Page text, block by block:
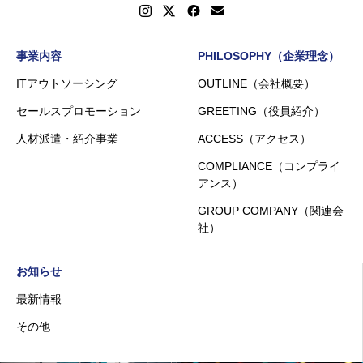
事業内容
ITアウトソーシング
セールスプロモーション
人材派遣・紹介事業
PHILOSOPHY（企業理念）
OUTLINE（会社概要）
GREETING（役員紹介）
ACCESS（アクセス）
COMPLIANCE（コンプライ
アンス）
GROUP COMPANY（関連会
社）
お知らせ
最新情報
その他